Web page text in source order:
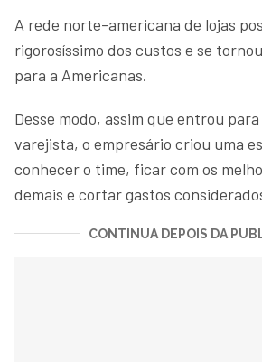
A rede norte-americana de lojas
rigorosíssimo dos custos e se
para a Americanas.
Desse modo, assim que entrou
varejista, o empresário criou uma
conhecer o time, ficar com os
demais e cortar gastos
CONTINUA DEPOIS DA